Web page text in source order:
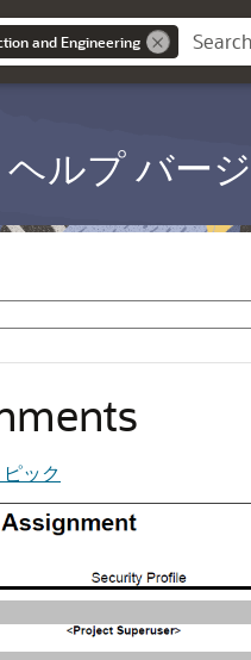
and Engineering
ヘルプ バー
ック